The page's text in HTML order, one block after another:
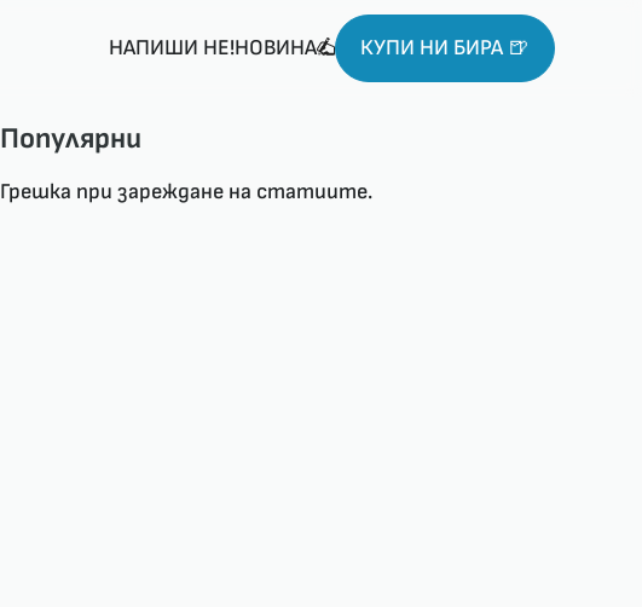
НАПИШИ НЕ!НОВИНА КУПИ НИ БИРА 🍺
Популярни
Грешка при зареждане на статиите.